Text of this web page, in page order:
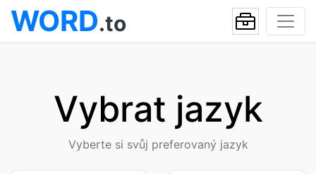
WORD.to
Vybrat jazyk
Vyberte si svůj preferovaný jazyk